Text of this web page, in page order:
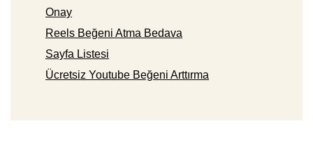
Onay
Reels Beğeni Atma Bedava
Sayfa Listesi
Ücretsiz Youtube Beğeni Arttırma